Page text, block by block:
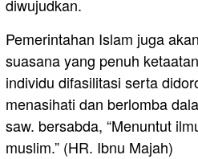
diwujudkan.
Pemerintahan Islam juga
suasana yang penuh
individu difasilitasi serta
menasihati dan berlomba
saw. bersabda, “Menuntut
muslim.” (HR. Ibnu Majah)